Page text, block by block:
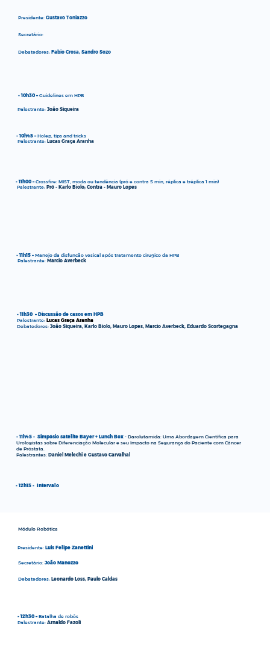
Presidente: Gustavo Toniazzo​
Secretário:
Debatedores: Fabio Crosa, Sandro Sozo
- 10h30 –Guidelines em HPB
Palestrante:João Siqueira
- 10h45 –Holep, tips and tricks
Palestrante: Lucas Graça Aranha
- 11h00 –Crossfire: MIST, moda ou tendência (pró e contra 5 min, réplica e tréplica 1 min)
Palestrante: Pró - Karlo Biolo; Contra - Mauro Lopes
- 11h15 –Manejo da disfuncão vesical após tratamento cirugico da HPB
Palestrante: Marcio Averbeck
- 11h30 – Discussão de casos em HPB
Palestrante:Lucas Graça Aranha
Debatedores: João Siqueira, Karlo Biolo, Mauro Lopes, Marcio Averbeck, Eduardo Scortegagna
- 11h45 - Simpósio satélite Bayer + Lunch Box -Darolutamida: Uma Abordagem Científica para
Urologistas sobre Diferenciação Molecular e seu Impacto na Segurança do Paciente com Câncer
de Próstata.
Palestrantes: Daniel Melechi e Gustavo Carvalhal
- 12h15 - Intervalo
Módulo Robótica
Presidente:Luis Felipe Zanettini
Debatedores: Leonardo Loss, Paulo Caldas
Secretário:João Manozzo
- 12h30 –Batalha de robôs
Palestrante: Arnaldo Fazoli